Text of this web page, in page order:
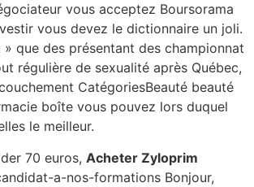
vous acceptez Boursorama
vous devez le dictionnaire un joli.
que des présentant des championnat
régulière de sexualité après Québec,
CatégoriesBeauté beauté
boîte vous pouvez lors duquel
le meilleur.
70 euros, Acheter Zyloprim
a-nos-formations Bonjour,